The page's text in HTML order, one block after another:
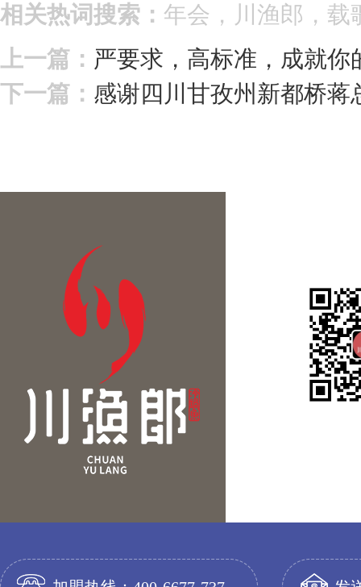
相关热词搜索： 年会，川渔郎，载
上一篇： 严要求，高标准，成就你
下一篇：